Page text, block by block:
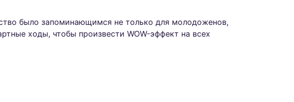
было запоминающимся не только для молодоженов,
ходы, чтобы произвести WOW-эффект на всех